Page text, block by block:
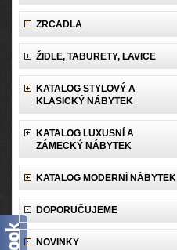
ZRCADLA
ŽIDLE, TABURETY, LAVICE
KATALOG STYLOVÝ A
KLASICKÝ NÁBYTEK
KATALOG LUXUSNÍ A
ZÁMECKÝ NÁBYTEK
KATALOG MODERNÍ NÁBYTEK
DOPORUČUJEME
NOVINKY